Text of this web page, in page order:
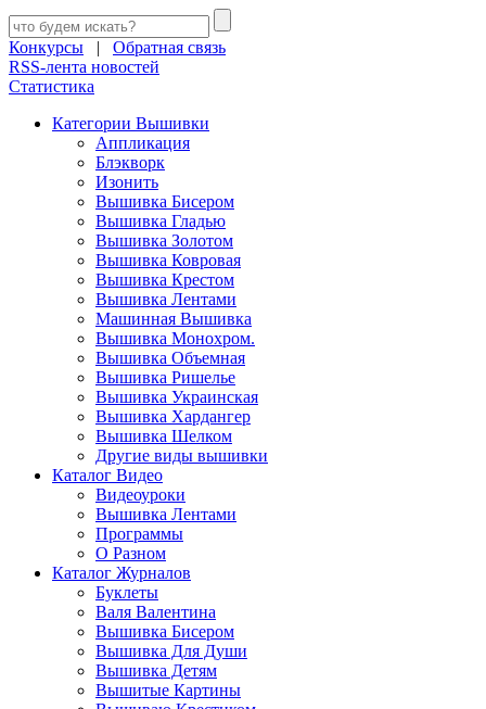
Конкурсы | Обратная связь
RSS-лента новостей
Статистика
Категории Вышивки
Аппликация
Блэкворк
Изонить
Вышивка Бисером
Вышивка Гладью
Вышивка Золотом
Вышивка Ковровая
Вышивка Крестом
Вышивка Лентами
Машинная Вышивка
Вышивка Монохром.
Вышивка Объемная
Вышивка Ришелье
Вышивка Украинская
Вышивка Хардангер
Вышивка Шелком
Другие виды вышивки
Каталог Видео
Видеоуроки
Вышивка Лентами
Программы
О Разном
Каталог Журналов
Буклеты
Валя Валентина
Вышивка Бисером
Вышивка Для Души
Вышивка Детям
Вышитые Картины